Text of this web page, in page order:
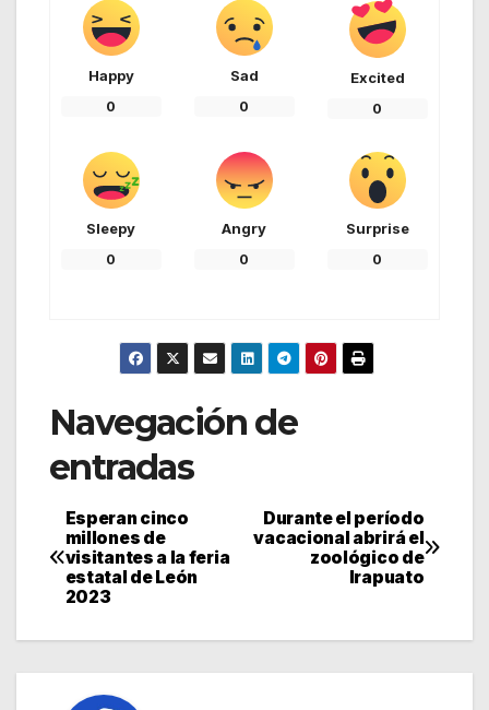
Happy
0
Sad
0
Excited
0
Sleepy
0
Angry
0
Surprise
0
Navegación de
entradas
Durante el período
vacacional abrirá el
zoológico de
Irapuato
Esperan cinco
millones de
visitantes a la feria
estatal de León
2023